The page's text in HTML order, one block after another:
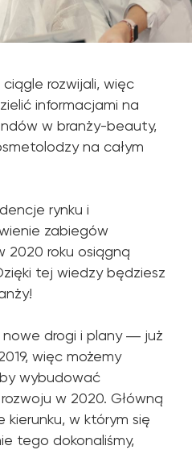
ciągle rozwijali, więc
informacjami na
w branży-beauty,
na całym
rynku i
zabiegów
2020 roku osiągną
tej wiedzy będziesz
nowe drogi i plany ― już
więc możemy
wybudować
w 2020. Główną
kierunku, w którym się
tego dokonaliśmy,